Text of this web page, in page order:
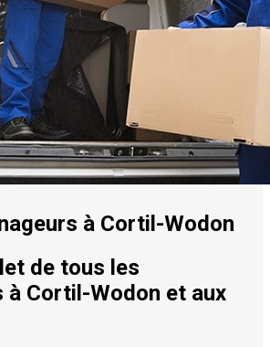
à Cortil-Wodon
de tous les
à Cortil-Wodon et aux